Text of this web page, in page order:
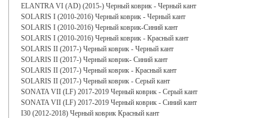
ELANTRA VI (AD) (2015-) Черный коврик - Черный кант
SOLARIS I (2010-2016) Черный коврик - Черный кант
SOLARIS I (2010-2016) Черный коврик-Синий кант
SOLARIS I (2010-2016) Черный коврик - Красный кант
SOLARIS II (2017-) Черный коврик - Черный кант
SOLARIS II (2017-) Черный коврик- Синий кант
SOLARIS II (2017-) Черный коврик - Красный кант
SOLARIS II (2017-) Черный коврик - Серый кант
SONATA VII (LF) 2017-2019 Черный коврик - Серый кант
SONATA VII (LF) 2017-2019 Черный коврик - Синий кант
I30 (2012-2018) Черный коврик Красный кант